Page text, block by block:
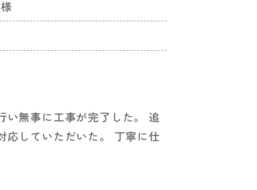
い無事に工事が完了した。 追
応していただいた。 丁寧に仕